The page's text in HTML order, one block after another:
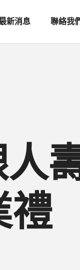
新消息 聯絡我
禮